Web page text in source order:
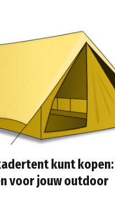
kunt
voor jouw outdoor